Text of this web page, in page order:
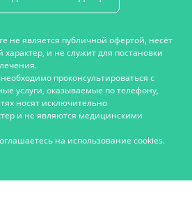
не является публичной офертой, несёт
и не служит для постановки
проконсультироваться с
услуги, оказываемые по телефону,
носят исключительно
и не являются медицинскими
на использование cookies.